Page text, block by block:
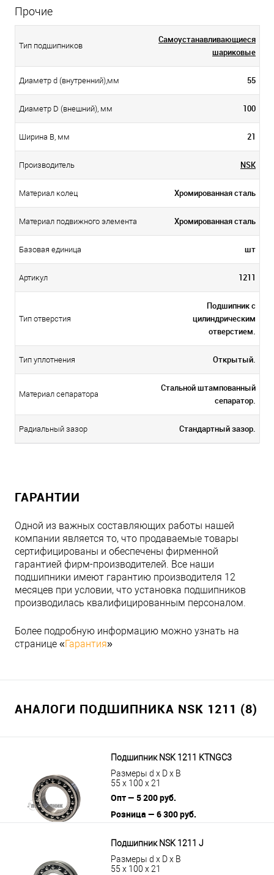
Прочие
Тип подшипников
Самоустанавливающиеся
шариковые
Диаметр d (внутренний),мм 55
Диаметр D (внешний), мм 100
Ширина B, мм 21
Производитель NSK
Материал колец Хромированная сталь
Материал подвижного элемента Хромированная сталь
Базовая единица шт
Артикул 1211
Тип отверстия
Подшипник с
цилиндрическим
отверстием.
Тип уплотнения Открытый.
Материал сепаратора
Стальной штампованный
сепаратор.
Радиальный зазор Стандартный зазор.
ГАРАНТИИ
Одной из важных составляющих работы нашей
компании является то, что продаваемые товары
сертифицированы и обеспечены фирменной
гарантией фирм-производителей. Все наши
подшипники имеют гарантию производителя 12
месяцев при условии, что установка подшипников
производилась квалифицированным персоналом.
Более подробную информацию можно узнать на
странице «Гарантия»
АНАЛОГИ ПОДШИПНИКА NSK 1211 (8)
Подшипник NSK 1211 KTNGC3
Размеры d x D x B
55 x 100 x 21
Опт — 5 200 руб.
Розница — 6 300 руб.
Подшипник NSK 1211 J
Размеры d x D x B
55 x 100 x 21